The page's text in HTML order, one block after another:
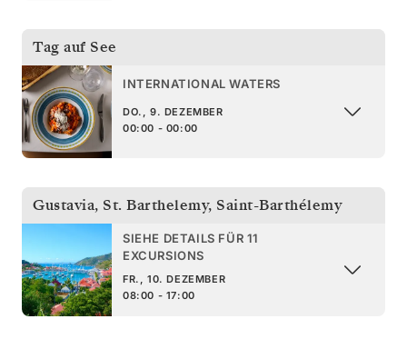
Tag auf See
INTERNATIONAL WATERS
DO., 9. DEZEMBER
00:00 - 00:00
Gustavia, St. Barthelemy, Saint-Barthélemy
SIEHE DETAILS FÜR 11
EXCURSIONS
FR., 10. DEZEMBER
08:00 - 17:00